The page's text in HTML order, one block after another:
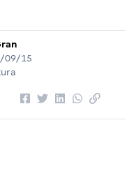
09/15